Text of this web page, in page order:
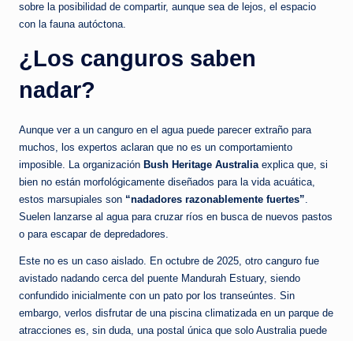
sobre la posibilidad de compartir, aunque sea de lejos, el espacio
con la fauna autóctona.
¿Los canguros saben
nadar?
Aunque ver a un canguro en el agua puede parecer extraño para
muchos, los expertos aclaran que no es un comportamiento
imposible. La organización Bush Heritage Australiaexplica que, si
bien no están morfológicamente diseñados para la vida acuática,
estos marsupiales son “nadadores razonablemente fuertes”.
Suelen lanzarse al agua para cruzar ríos en busca de nuevos pastos
o para escapar de depredadores.
Este no es un caso aislado. En octubre de 2025, otro canguro fue
avistado nadando cerca del puente Mandurah Estuary, siendo
confundido inicialmente con un pato por los transeúntes. Sin
embargo, verlos disfrutar de una piscina climatizada en un parque de
atracciones es, sin duda, una postal única que solo Australia puede